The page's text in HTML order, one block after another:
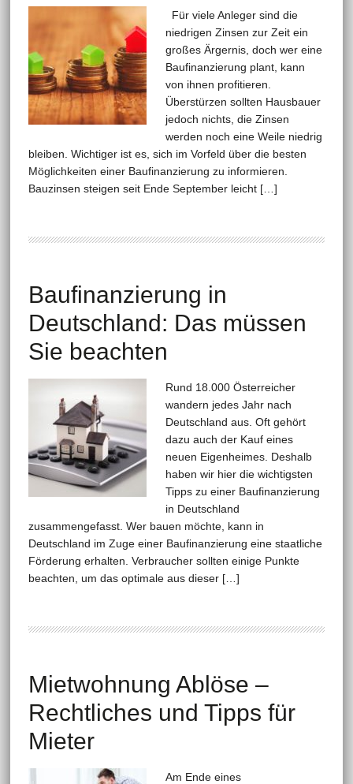
Für viele Anleger sind die
niedrigen Zinsen zur Zeit ein
großes Ärgernis, doch wer eine
Baufinanzierung plant, kann
von ihnen profitieren.
Überstürzen sollten Hausbauer
jedoch nichts, die Zinsen
werden noch eine Weile niedrig
bleiben. Wichtiger ist es, sich im Vorfeld über die besten
Möglichkeiten einer Baufinanzierung zu informieren.
Bauzinsen steigen seit Ende September leicht […]
Baufinanzierung in
Deutschland: Das müssen
Sie beachten
Rund 18.000 Österreicher
wandern jedes Jahr nach
Deutschland aus. Oft gehört
dazu auch der Kauf eines
neuen Eigenheimes. Deshalb
haben wir hier die wichtigsten
Tipps zu einer Baufinanzierung
in Deutschland
zusammengefasst. Wer bauen möchte, kann in
Deutschland im Zuge einer Baufinanzierung eine staatliche
Förderung erhalten. Verbraucher sollten einige Punkte
beachten, um das optimale aus dieser […]
Mietwohnung Ablöse –
Rechtliches und Tipps für
Mieter
Am Ende eines